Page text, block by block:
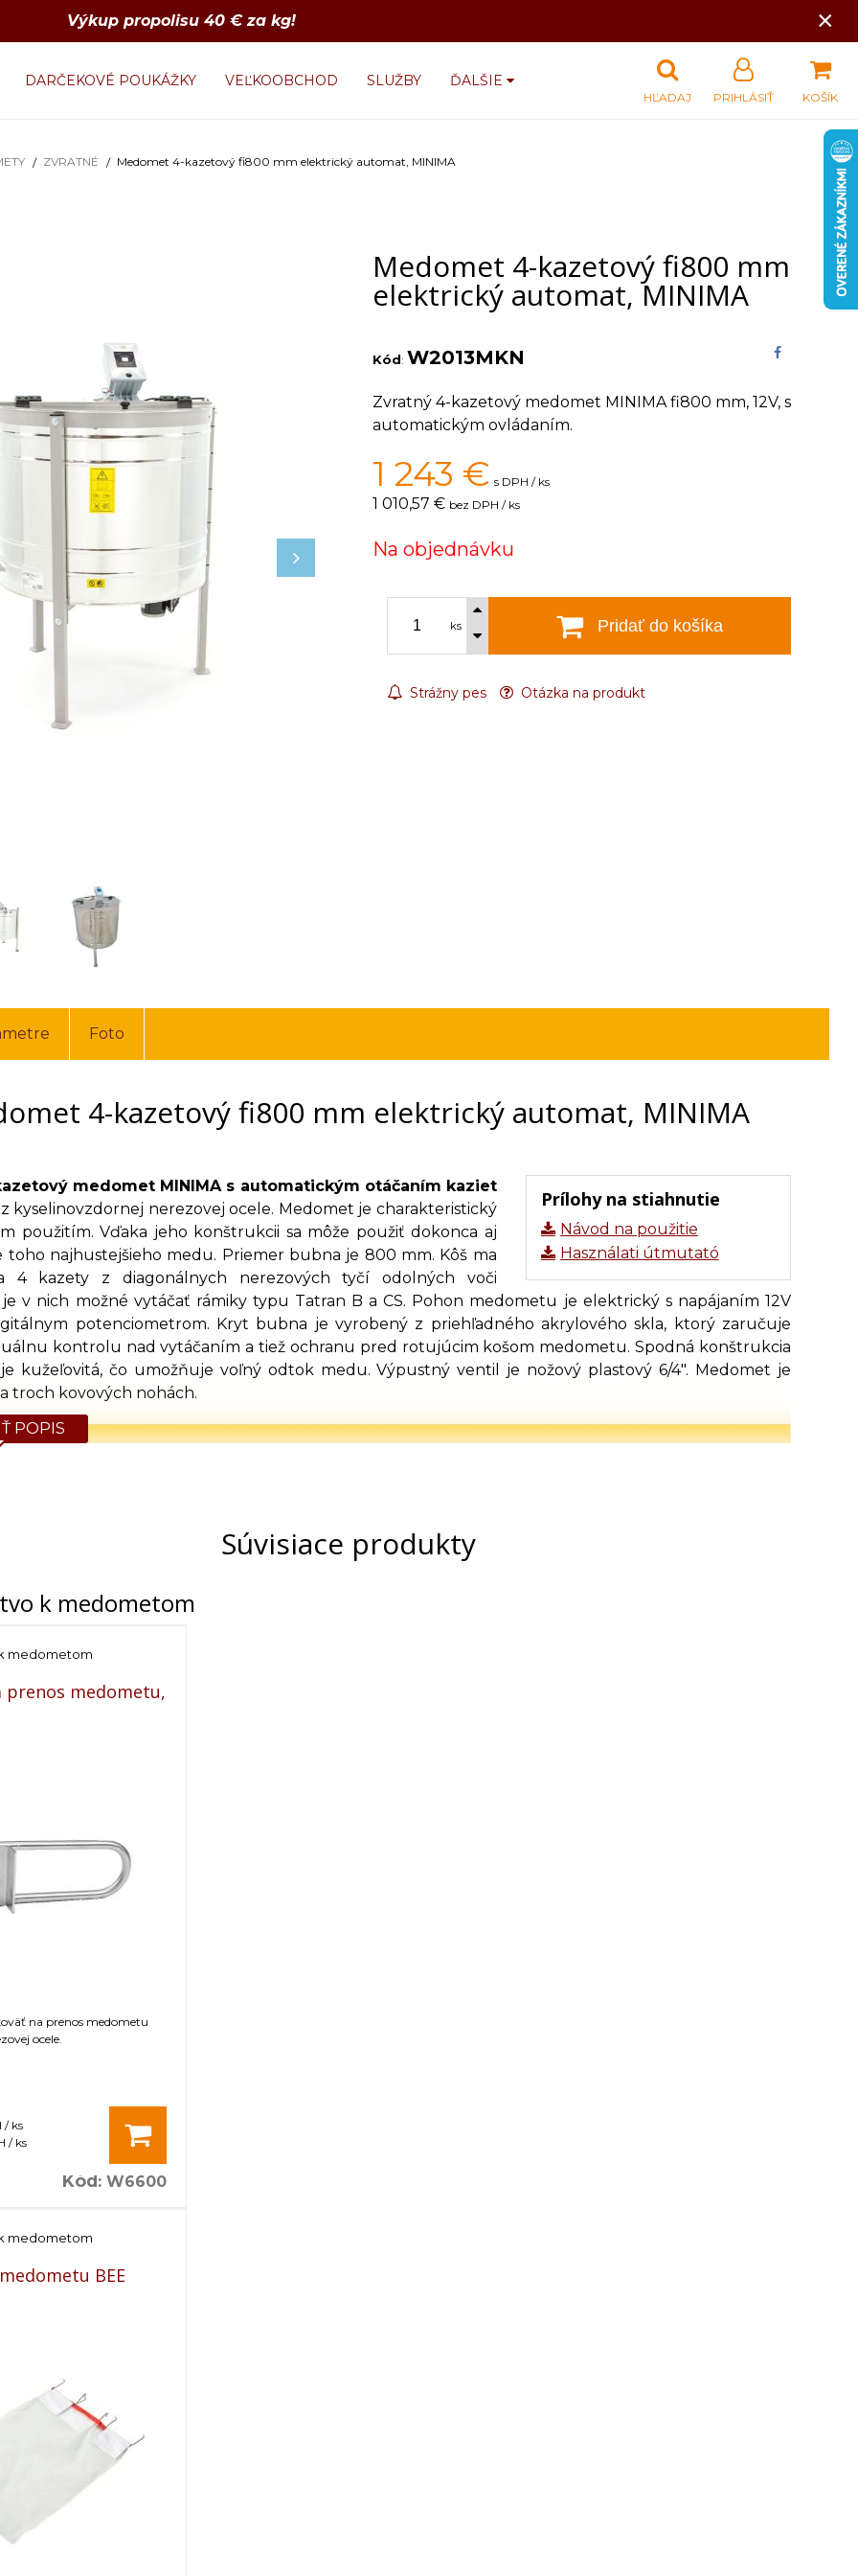
Výkup propolisu 40 € za kg! ×
DARČEKOVÉ POUKÁŽKY VEĽKOOBCHOD SLUŽBY ĎALŠIE
KOŠÍK
PRIHLÁSIŤ
HĽADAJ
ZVRATNÉ Medomet 4-kazetový fi800 mm elektrický automat, MINIMA
Medomet 4-kazetový fi800 mm
elektrický automat, MINIMA
Kód: W2013MKN
Zvratný 4-kazetový medomet MINIMA fi800 mm, 12V, s
automatickým ovládaním.
1 243 € s DPH / ks
1 010,57 € bez DPH / ks
Na objednávku
ks Pridať do košíka
Strážny pes Otázka na produkt
Foto
4-kazetový fi800 mm elektrický automat, MINIMA
Prílohy na stiahnutie
Návod na použitie
Használati útmutató
medomet MINIMA s automatickým otáčaním kaziet
kyselinovzdornej nerezovej ocele. Medomet je charakteristický
použitím. Vďaka jeho konštrukcii sa môže použiť dokonca aj
toho najhustejšieho medu. Priemer bubna je 800 mm. Kôš ma
4 kazety z diagonálnych nerezových tyčí odolných voči
je v nich možné vytáčať rámiky typu Tatran B a CS. Pohon medometu je elektrický s napájaním 12V
potenciometrom. Kryt bubna je vyrobený z priehľadného akrylového skla, ktorý zaručuje
kontrolu nad vytáčaním a tiež ochranu pred rotujúcim košom medometu. Spodná konštrukcia
kužeľovitá, čo umožňuje voľný odtok medu. Výpustný ventil je nožový plastový 6/4". Medomet je
troch kovových nohách.
HE-01 (Digitálny potenciometer)
a bubna
POPIS
Súvisiace produkty
k medometom
medometom
prenos medometu,
na prenos medometu
ocele.
/ ks
/ ks
Kód: W6600
medometom
BEE